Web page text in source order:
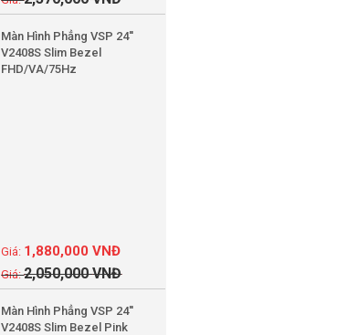
Màn Hình Phẳng VSP 24''
V2408S Slim Bezel
FHD/VA/75Hz
2,050,000VNĐ
1,880,000VNĐ
Màn Hình Phẳng VSP 24''
V2408S Slim Bezel Pink